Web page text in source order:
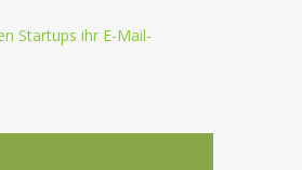
Startups ihr E-Mail-